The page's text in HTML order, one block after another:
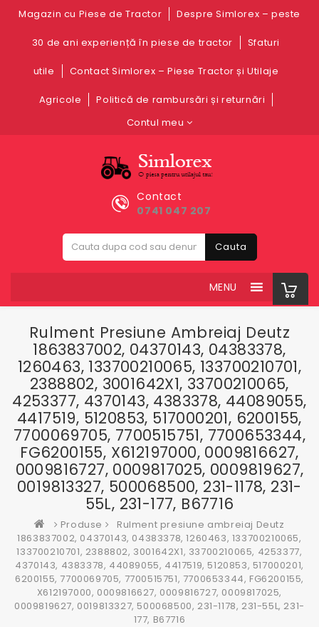
Magazin cu Piese de Tractor Despre Simlorex – peste
30 de ani experiență în piese de tractor Sfaturi
utile Contact Simlorex – Piese Tractor și Utilaje
Agricole
Politică de rambursări și returnări
Contul meu
Contact
0741 047 207
Cauta
MENU
Rulment Presiune Ambreiaj Deutz
1863837002, 04370143, 04383378,
1260463, 133700210065, 133700210701,
2388802, 3001642X1, 33700210065,
4253377, 4370143, 4383378, 44089055,
4417519, 5120853, 517000201, 6200155,
7700069705, 7700515751, 7700653344,
FG6200155, X612197000, 0009816627,
0009816727, 0009817025, 0009819627,
0019813327, 500068500, 231-1178, 231-
55L, 231-177, B67716
Produse
Rulment presiune ambreiaj Deutz
1863837002, 04370143, 04383378, 1260463, 133700210065,
133700210701, 2388802, 3001642X1, 33700210065, 4253377,
4370143, 4383378, 44089055, 4417519, 5120853, 517000201,
6200155, 7700069705, 7700515751, 7700653344, FG6200155,
X612197000, 0009816627, 0009816727, 0009817025,
0009819627, 0019813327, 500068500, 231-1178, 231-55L, 231-
177, B67716